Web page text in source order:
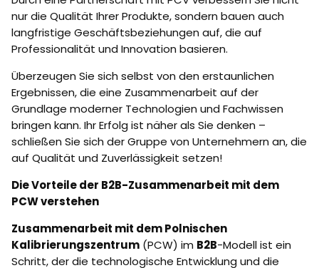
nur die Qualität Ihrer Produkte, sondern bauen auch
langfristige Geschäftsbeziehungen auf, die auf
Professionalität und Innovation basieren.
Überzeugen Sie sich selbst von den erstaunlichen
Ergebnissen, die eine Zusammenarbeit auf der
Grundlage moderner Technologien und Fachwissen
bringen kann. Ihr Erfolg ist näher als Sie denken –
schließen Sie sich der Gruppe von Unternehmern an, die
auf Qualität und Zuverlässigkeit setzen!
Die Vorteile der B2B-Zusammenarbeit mit dem
PCW verstehen
Zusammenarbeit mit dem Polnischen
Kalibrierungszentrum (PCW) im B2B-Modell ist ein
Schritt, der die technologische Entwicklung und die